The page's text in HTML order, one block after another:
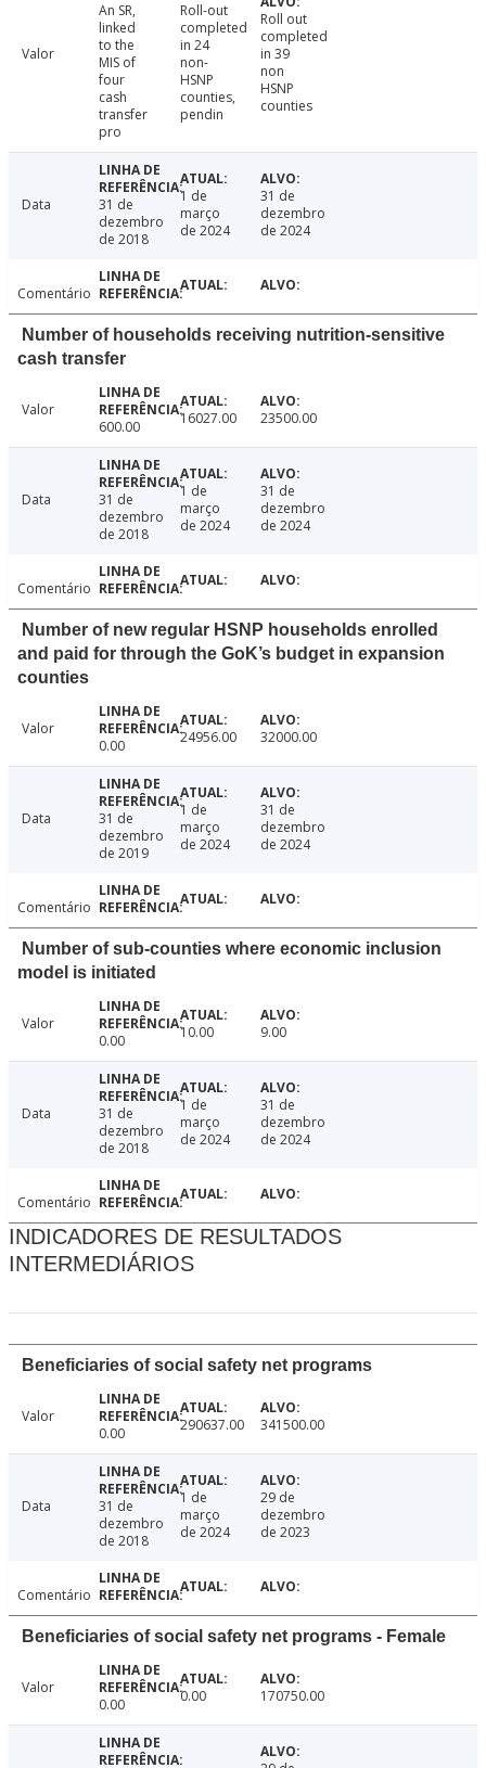
Valor
An SR,
linked
to the
MIS of
four
cash
transfer
pro
Roll-out
completed
in 24
non-
HSNP
counties,
pendin
Roll out
completed
in 39
non
HSNP
counties
Data
31 de
dezembro
de 2018
1 de
março
de 2024
31 de
dezembro
de 2024
Comentário
Number of households receiving nutrition-sensitive
cash transfer
Valor
600.00
16027.00 23500.00
Data
31 de
dezembro
de 2018
1 de
março
de 2024
31 de
dezembro
de 2024
Comentário
Number of new regular HSNP households enrolled
and paid for through the GoK’s budget in expansion
counties
Valor
0.00
24956.00 32000.00
Data
31 de
dezembro
de 2019
1 de
março
de 2024
31 de
dezembro
de 2024
Comentário
Number of sub-counties where economic inclusion
model is initiated
Valor
0.00
10.00 9.00
Data
31 de
dezembro
de 2018
1 de
março
de 2024
31 de
dezembro
de 2024
Comentário
INDICADORES DE RESULTADOS
INTERMEDIÁRIOS
Beneficiaries of social safety net programs
Valor
0.00
290637.00 341500.00
Data
31 de
dezembro
de 2018
1 de
março
de 2024
29 de
dezembro
de 2023
Comentário
Beneficiaries of social safety net programs - Female
Valor
0.00
0.00 170750.00